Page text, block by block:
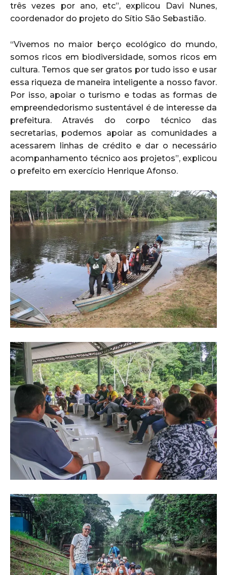
três vezes por ano, etc”, explicou Davi Nunes,
coordenador do projeto do Sítio São Sebastião.
“Vivemos no maior berço ecológico do mundo,
somos ricos em biodiversidade, somos ricos em
cultura. Temos que ser gratos por tudo isso e usar
essa riqueza de maneira inteligente a nosso favor.
Por isso, apoiar o turismo e todas as formas de
empreendedorismo sustentável é de interesse da
prefeitura. Através do corpo técnico das
secretarias, podemos apoiar as comunidades a
acessarem linhas de crédito e dar o necessário
acompanhamento técnico aos projetos”, explicou
o prefeito em exercício Henrique Afonso.